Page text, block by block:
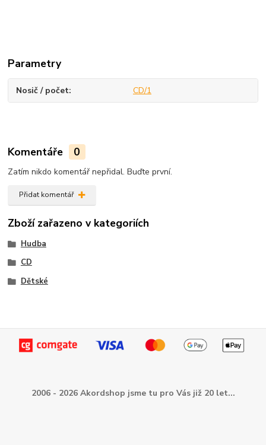
Parametry
Nosič / počet CD/1
Komentáře 0
Zatím nikdo komentář nepřidal. Buďte první.
Přidat komentář
Zboží zařazeno v kategoriích
Hudba
CD
Dětské
2006 - 2026 Akordshop jsme tu pro Vás již 20 let...